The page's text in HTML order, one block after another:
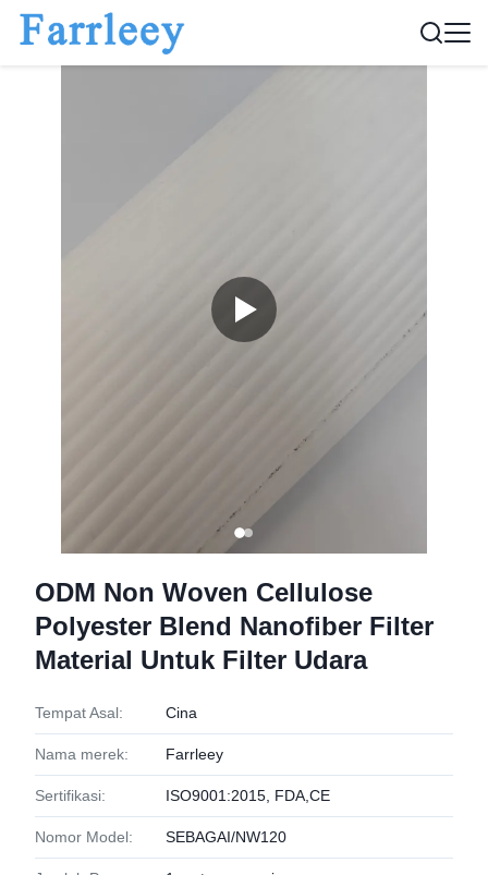
ODM Non Woven Cellulose
Polyester Blend Nanofiber Filter
Material Untuk Filter Udara
Tempat Asal: Cina
Nama merek: Farrleey
Sertifikasi: ISO9001:2015, FDA,CE
Nomor Model: SEBAGAI/NW120